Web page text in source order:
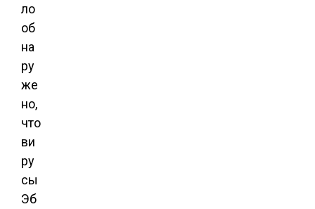
ло
об
на
ру
же
но,
что
ви
ру
сы
Эб